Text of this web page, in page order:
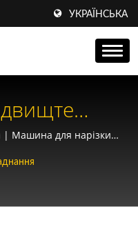
УКРАЇНСЬКА
Yieh Chen
Машина для нарізки